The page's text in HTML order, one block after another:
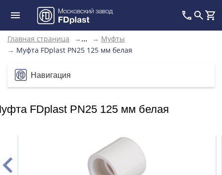
Главная страница → ... → Муфты
→ Муфта FDplast PN25 125 мм белая
Навигация
FDplast PN25 125 мм белая